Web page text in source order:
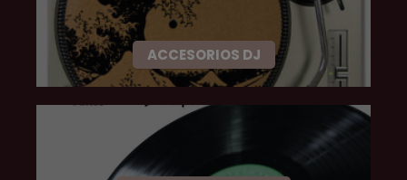
ACCESORIOS DJ